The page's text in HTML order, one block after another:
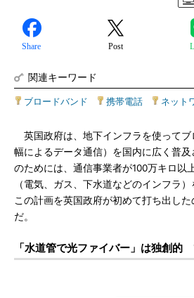
Share Post
関連キーワード
ブロードバンド 携帯電話 ネット
英国政府は、地下インフラを使ってブ
幅によるデータ通信）を国内に広く普
のためには、通信事業者が100万キロ以
（電気、ガス、下水道などのインフラ）
この計画を英国政府が初めて打ち出し
だ。
「水道管で光ファイバー」は独創的